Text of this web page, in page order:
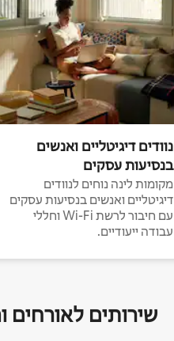
נוודים דיגיטליים ואנשים
בנסיעות עסקים
מקומות לינה נוחים לנוודים
דיגיטליים ואנשים בנסיעות עסקים
עם חיבור לרשת Wi-Fi וחללי
עבודה ייעודיים.
שירותים לאורחים